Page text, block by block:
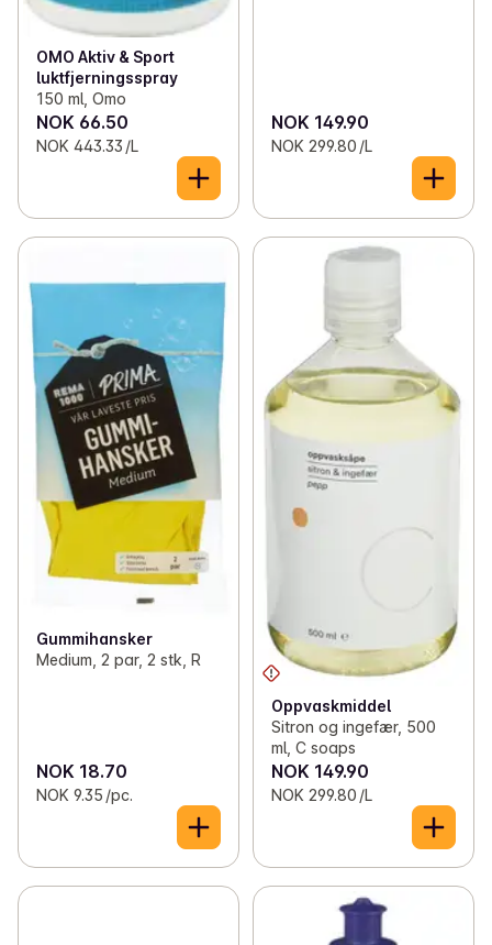
OMO Aktiv & Sport
luktfjerningsspray
150 ml, Omo
NOK 66.50
NOK 443.33 /L
NOK 149.90
NOK 299.80 /L
Gummihansker
Medium, 2 par, 2 stk, R
NOK 18.70
NOK 9.35 /pc.
Oppvaskmiddel
Sitron og ingefær, 500
ml, C soaps
NOK 149.90
NOK 299.80 /L